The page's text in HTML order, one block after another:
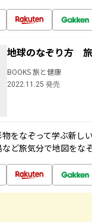
地球のなぞり方
BOOKS 旅と健康
2022.11.25 発売
をなぞって学ぶ新し
ど旅気分で地図をな